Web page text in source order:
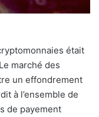
était
marché des
un effondrement
à l’ensemble de
de payement